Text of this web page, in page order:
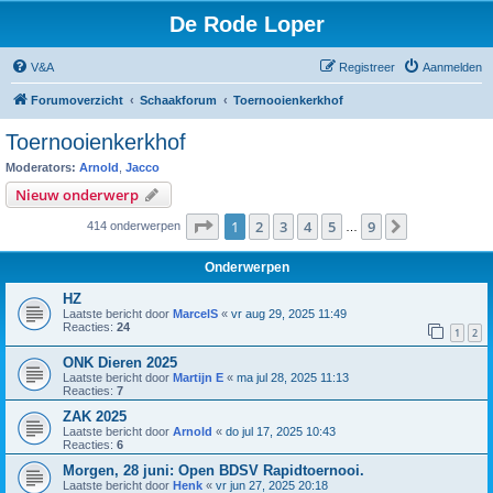
De Rode Loper
V&A Aanmelden
Registreer
Forumoverzicht Schaakforum Toernooienkerkhof
Toernooienkerkhof
Moderators: Arnold Jacco
Nieuw onderwerp
414 onderwerpen Pagina van 9
1 2 3 4 5 9
Onderwerpen
HZ
Laatste bericht door MarcelS « vr aug 29, 2025 11:49
Reacties: 24 1 2
ONK Dieren 2025
Laatste bericht door Martijn E « ma jul 28, 2025 11:13
Reacties: 7
ZAK 2025
Laatste bericht door Arnold « do jul 17, 2025 10:43
Reacties: 6
Morgen, 28 juni: Open BDSV Rapidtoernooi.
Laatste bericht door Henk « vr jun 27, 2025 20:18